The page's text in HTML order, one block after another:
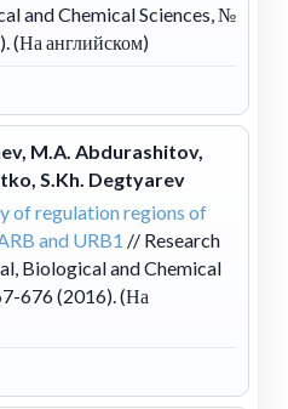
and Chemical Sciences, №
(На английском)
M.A. Abdurashitov,
S.Kh. Degtyarev
of regulation regions of
and URB1 // Research
Biological and Chemical
676 (2016). (На